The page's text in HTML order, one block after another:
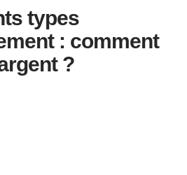
types
: comment
?